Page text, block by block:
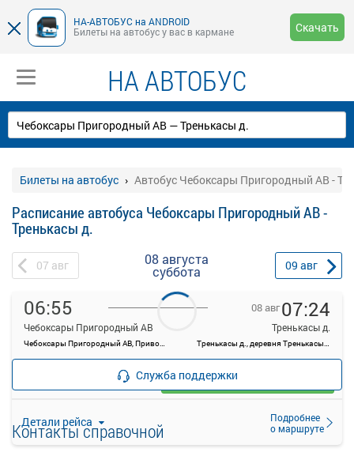
НА-АВТОБУС на ANDROID
Билеты на автобус у вас в кармане
Скачать
НА АВТОБУС
Билеты на автобус Автобус Чебоксары Пригородный АВ -
Расписание автобуса Чебоксары Пригородный АВ -
Тренькасы д.
07 авг 08 августа
суббота 09 авг
06:55
Чебоксары Пригородный АВ
Чебоксары Пригородный АВ, Привокзальная ул., 3
08 авг07:24
Тренькасы д.
Тренькасы д., деревня Тренькасы, Россия
Детали рейса
Подробнее
о маршруте
—
Загрузить цену
Служба поддержки
Контакты справочной